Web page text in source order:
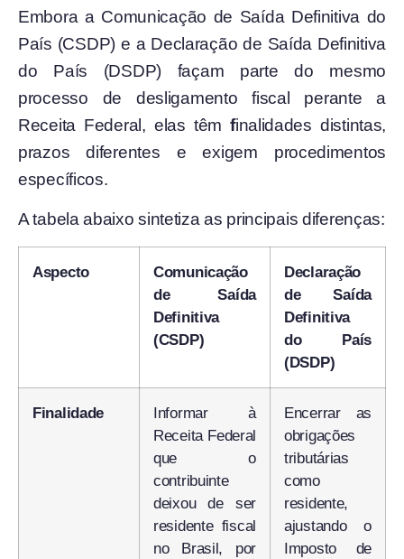
Embora a Comunicação de Saída Definitiva do
País (CSDP) e a Declaração de Saída Definitiva
do País (DSDP) façam parte do mesmo
processo de desligamento fiscal perante a
Receita Federal, elas têmfinalidades distintas,
prazos diferentes e exigem procedimentos
específicos.
A tabela abaixo sintetiza as principais diferenças:
Aspecto
Comunicação
de Saída
Definitiva
(CSDP)
Declaração
de Saída
Definitiva
do País
(DSDP)
Finalidade
Informar à
Receita Federal
que o
contribuinte
deixou de ser
residente fiscal
no Brasil, por
Encerrar as
obrigações
tributárias
como
residente,
ajustando o
Imposto de